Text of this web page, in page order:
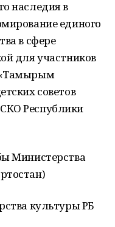
наследия в
единого
в сфере
для участников
советов
Республики
Министерства
культуры РБ